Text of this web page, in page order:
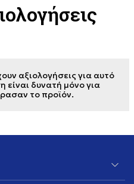
αξιολογήσεις για αυτό
είναι δυνατή μόνο για
το προϊόν.